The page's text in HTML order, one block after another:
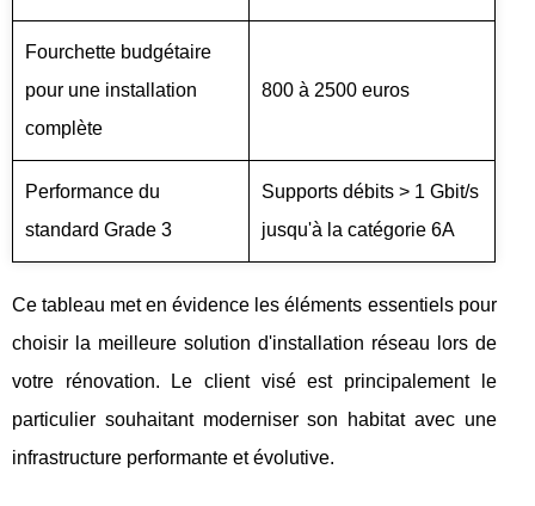
Fourchette budgétaire
pour une installation
complète
800 à 2500 euros
Performance du
standard Grade 3
Supports débits > 1 Gbit/s
jusqu'à la catégorie 6A
Ce tableau met en évidence les éléments essentiels pour
choisir la meilleure solution d'installation réseau lors de
votre rénovation. Le client visé est principalement le
particulier souhaitant moderniser son habitat avec une
infrastructure performante et évolutive.